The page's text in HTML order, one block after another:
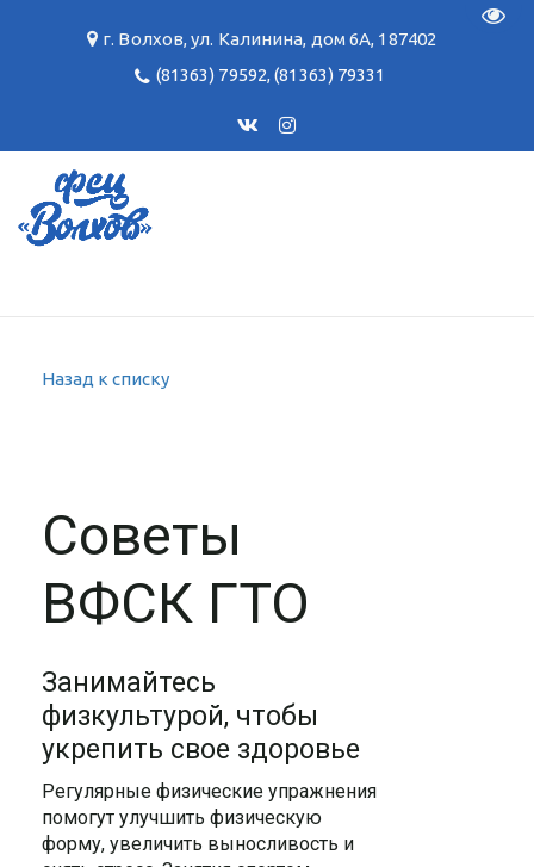
г. Волхов,ул. Калинина, дом 6А, 187402
(81363) 79592,(81363) 79331
Назад к списку
Советы
ВФСК ГТО
Занимайтесь
физкультурой, чтобы
укрепить свое здоровье
Регулярные физические упражнения
помогут улучшить физическую
форму, увеличить выносливость и